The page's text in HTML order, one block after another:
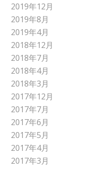
2019年12月
2019年8月
2019年4月
2018年12月
2018年7月
2018年4月
2018年3月
2017年12月
2017年7月
2017年6月
2017年5月
2017年4月
2017年3月